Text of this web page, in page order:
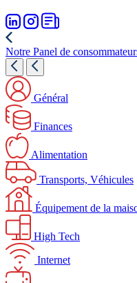
Notre Panel de
Général
Finances
Alimentation
Transports, Véhicules
Équipement de la
High Tech
Internet